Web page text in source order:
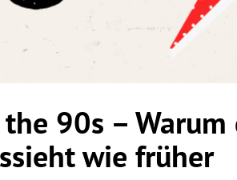
the 90s –
wie früher